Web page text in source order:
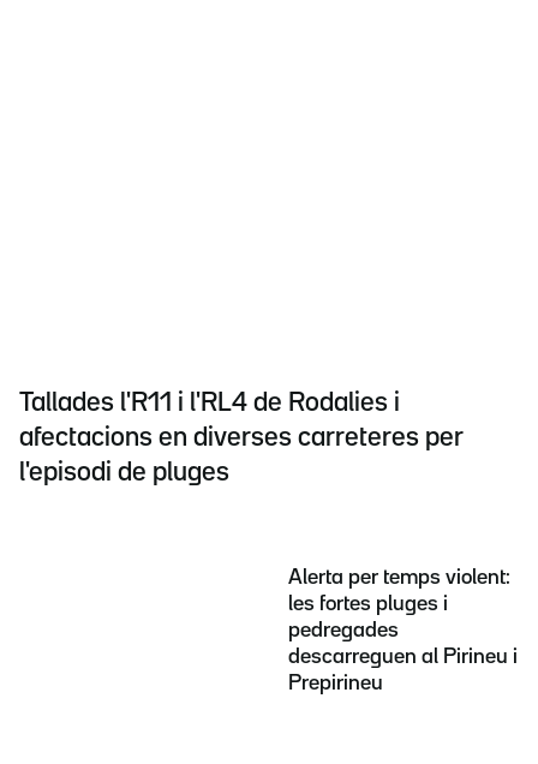
Tallades l'R11 i l'RL4 de Rodalies i
afectacions en diverses carreteres per
l'episodi de pluges
Alerta per temps violent:
les fortes pluges i
pedregades
descarreguen al Pirineu i
Prepirineu